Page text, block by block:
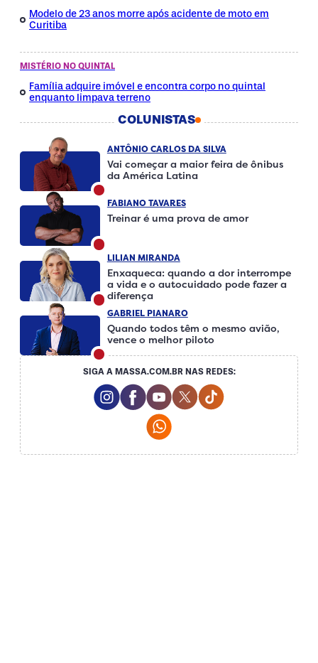
Modelo de 23 anos morre após acidente de moto em
Curitiba
MISTÉRIO NO QUINTAL
Família adquire imóvel e encontra corpo no quintal
enquanto limpava terreno
COLUNISTAS
ANTÔNIO CARLOS DA SILVA
Vai começar a maior feira de ônibus
da América Latina
FABIANO TAVARES
Treinar é uma prova de amor
LILIAN MIRANDA
Enxaqueca: quando a dor interrompe
a vida e o autocuidado pode fazer a
diferença
GABRIEL PIANARO
Quando todos têm o mesmo avião,
vence o melhor piloto
SIGA A MASSA.COM.BR NAS REDES:
Instagram Social Media
Facebook Social Media
Youtube Social Media
Twitter Social Media
Tiktok Social
Whatsapp Social Media